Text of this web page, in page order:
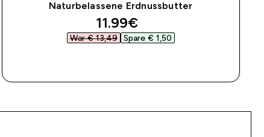
Naturbelassene Erdnussbutter
discounted price
11.99€‎
War € 13,49‎ Spare € 1,50‎